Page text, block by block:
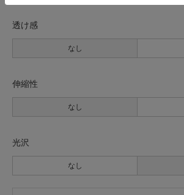
透け感
なし
伸縮性
なし
光沢
なし